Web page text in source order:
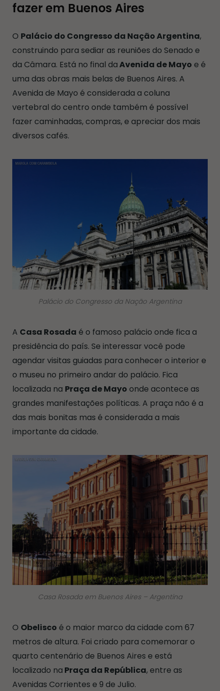
fazer em Buenos Aires
O Palácio do Congresso da Nação Argentina,
construindo para sediar as reuniões do Senado e
da Câmara. Está no final daAvenida de Mayo e é
uma das obras mais belas de Buenos Aires. A
Avenida de Mayo é considerada a coluna
vertebral do centro onde também é possível
fazer caminhadas, compras, e apreciar dos mais
diversos cafés.
Palácio do Congresso da Nação Argentina
A Casa Rosada é o famoso palácio onde fica a
presidência do país. Se interessar você pode
agendar visitas guiadas para conhecer o interior e
o museu no primeiro andar do palácio. Fica
localizada na Praça de Mayo onde acontece as
grandes manifestações políticas. A praça não é a
das mais bonitas mas é considerada a mais
importante da cidade.
Casa Rosada em Buenos Aires – Argentina
O Obelisco é o maior marco da cidade com 67
metros de altura. Foi criado para comemorar o
quarto centenário de Buenos Aires e está
localizado na Praça da República, entre as
Avenidas Corrientes e 9 de Julio.